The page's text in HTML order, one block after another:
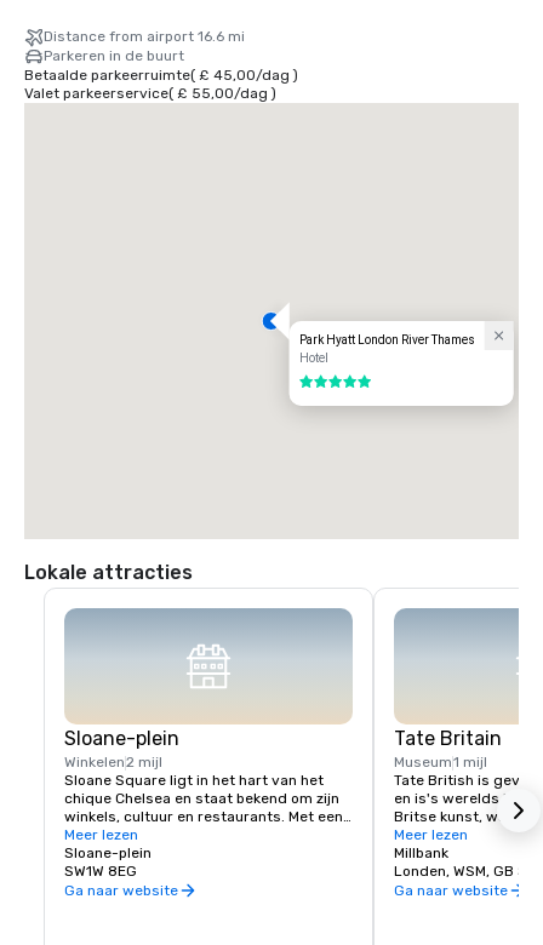
Distance from airport 16.6 mi
Parkeren in de buurt
Betaalde parkeerruimte( £ 45,00/dag )
Valet parkeerservice( £ 55,00/dag )
Park Hyatt London River Thames
Hotel
5 van 5
Lokale attracties
Sloane-plein
Winkelen2 mijl
Sloane Square ligt in het hart van het
chique Chelsea en staat bekend om zijn
winkels, cultuur en restaurants. Met een
fantastische selectie van luxe winkels is
dit luxe winkeltherapie op zijn best. Mis
de restaurants, bars en chique
nachtbars niet tijdens uw bezoek. Op het
Meer lezen
Sloane-plein
SW1W 8EG
Ga naar website
Tate Britain
Museum1 mijl
Tate British is
en is's werelds
Britse kunst,
van JMW Turner en
en hedendaagse
Bacon, Lucian Freud
De galerie geeft het
Meer lezen
Millbank
Londen, WSM, GB
Ga naar website